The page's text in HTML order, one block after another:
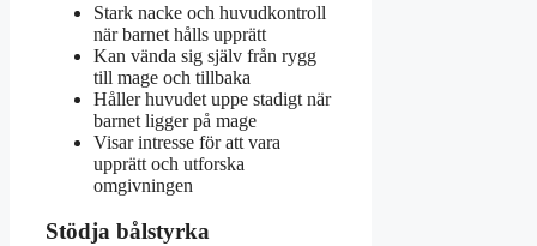
Stark nacke och huvudkontroll
när barnet hålls upprätt
Kan vända sig själv från rygg
till mage och tillbaka
Håller huvudet uppe stadigt när
barnet ligger på mage
Visar intresse för att vara
upprätt och utforska
omgivningen
Stödja bålstyrka